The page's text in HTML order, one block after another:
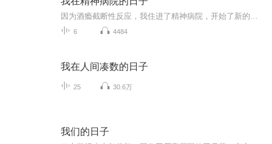
6 4484
我在人间凑数的日子
25 30.6万
我们的日子